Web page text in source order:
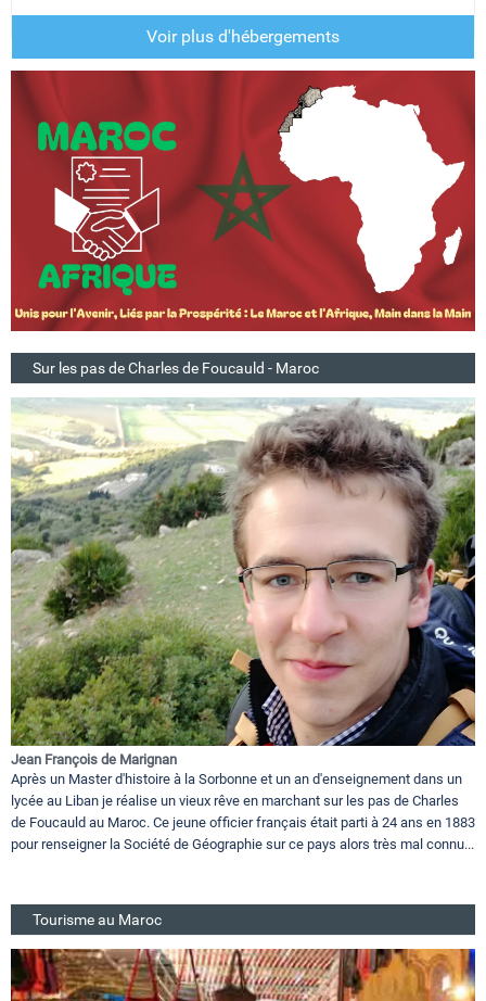
Voir plus d'hébergements
Sur les pas de Charles de Foucauld - Maroc
Jean François de Marignan
Après un Master d'histoire à la Sorbonne et un an d'enseignement dans un
lycée au Liban je réalise un vieux rêve en marchant sur les pas de Charles
de Foucauld au Maroc. Ce jeune officier français était parti à 24 ans en 1883
pour renseigner la Société de Géographie sur ce pays alors très mal connu...
Tourisme au Maroc